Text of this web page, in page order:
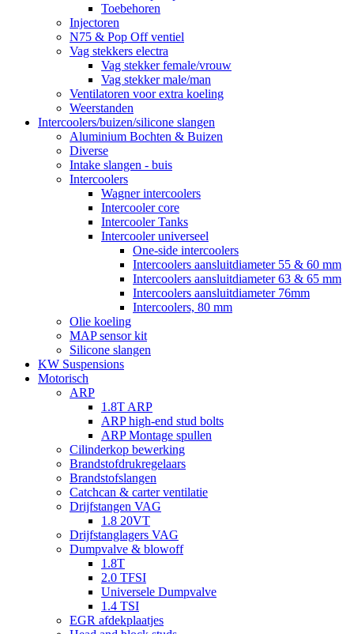
Toebehoren
Injectoren
N75 & Pop Off ventiel
Vag stekkers electra
Vag stekker female/vrouw
Vag stekker male/man
Ventilatoren voor extra koeling
Weerstanden
Intercoolers/buizen/silicone slangen
Aluminium Bochten & Buizen
Diverse
Intake slangen - buis
Intercoolers
Wagner intercoolers
Intercooler core
Intercooler Tanks
Intercooler universeel
One-side intercoolers
Intercoolers aansluitdiameter 55 & 60 mm
Intercoolers aansluitdiameter 63 & 65 mm
Intercoolers aansluitdiameter 76mm
Intercoolers, 80 mm
Olie koeling
MAP sensor kit
Silicone slangen
KW Suspensions
Motorisch
ARP
1.8T ARP
ARP high-end stud bolts
ARP Montage spullen
Cilinderkop bewerking
Brandstofdrukregelaars
Brandstofslangen
Catchcan & carter ventilatie
Drijfstangen VAG
1.8 20VT
Drijfstanglagers VAG
Dumpvalve & blowoff
1.8T
2.0 TFSI
Universele Dumpvalve
1.4 TSI
EGR afdekplaatjes